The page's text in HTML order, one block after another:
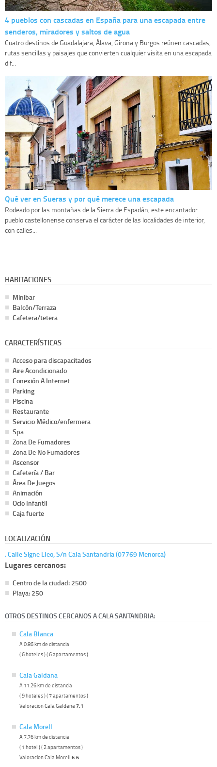
4 pueblos con cascadas en España para una escapada entre
senderos, miradores y saltos de agua
Cuatro destinos de Guadalajara, Álava, Girona y Burgos reúnen cascadas,
rutas sencillas y paisajes que convierten cualquier visita en una escapada
dif...
Qué ver en Sueras y por qué merece una escapada
Rodeado por las montañas de la Sierra de Espadán, este encantador
pueblo castellonense conserva el carácter de las localidades de interior,
con calles...
HABITACIONES
Minibar
Balcón/Terraza
Cafetera/tetera
CARACTERÍSTICAS
Acceso para discapacitados
Aire Acondicionado
Conexión A Internet
Parking
Piscina
Restaurante
Servicio Médico/enfermera
Spa
Zona De Fumadores
Zona De No Fumadores
Ascensor
Cafetería / Bar
Área De Juegos
Animación
Ocio Infantil
Caja fuerte
LOCALIZACIÓN
. Calle Signe Lleo, S/n Cala Santandria (07769 Menorca)
Lugares cercanos:
Centro de la ciudad: 2500
Playa: 250
OTROS DESTINOS CERCANOS A CALA SANTANDRIA:
Cala Blanca
A 0.86 km de distancia
( 6 hoteles ) ( 6 apartamentos )
Cala Galdana
A 11.26 km de distancia
( 9 hoteles ) ( 7 apartamentos )
Valoracion Cala Galdana 7.1
Cala Morell
A 7.76 km de distancia
( 1 hotel ) ( 2 apartamentos )
Valoracion Cala Morell 6.6